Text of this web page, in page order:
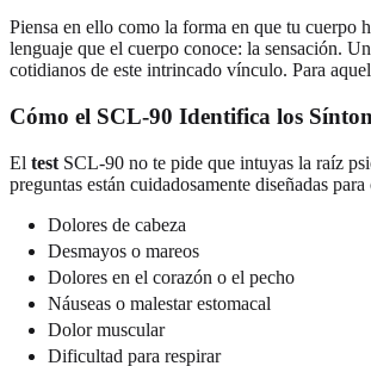
Piensa en ello como la forma en que tu cuerpo
lenguaje que el cuerpo conoce: la sensación.
cotidianos de este intrincado vínculo. Para
Cómo el SCL-90 Identifica los
El test SCL-90 no te pide que intuyas la raíz
preguntas están cuidadosamente diseñadas
Dolores de cabeza
Desmayos o mareos
Dolores en el corazón o el pecho
Náuseas o malestar estomacal
Dolor muscular
Dificultad para respirar